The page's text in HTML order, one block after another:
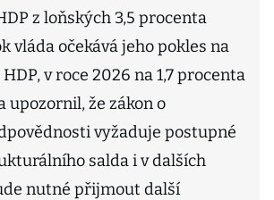
z loňských 3,5 procenta
vláda očekává jeho pokles na
v roce 2026 na 1,7 procenta
upozornil, že zákon o
vyžaduje postupné
salda i v dalších
nutné přijmout další